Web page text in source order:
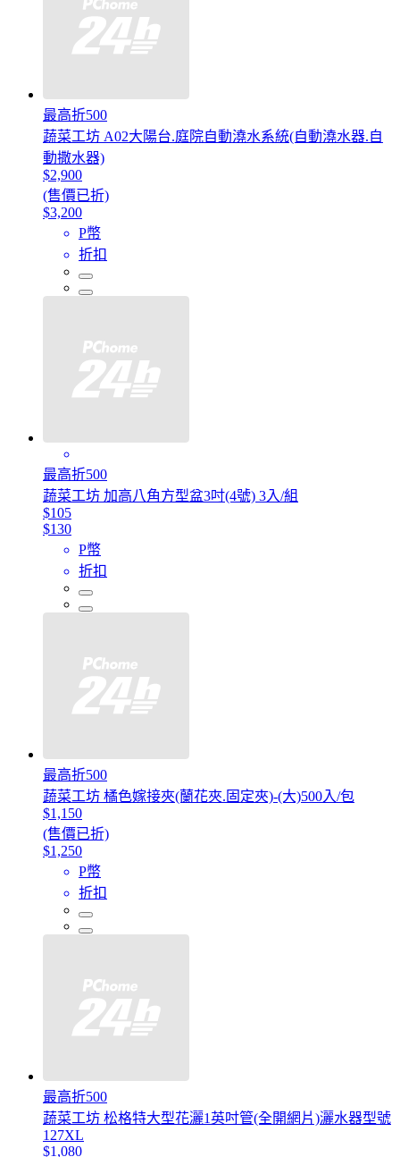
最高折500
蔬菜工坊 A02大陽台.庭院自動澆水系統(自動澆水器.自
動撒水器)
$2,900
(售價已折)
$3,200
P幣
折扣
最高折500
蔬菜工坊 加高八角方型盆3吋(4號) 3入/組
$105
$130
P幣
折扣
最高折500
蔬菜工坊 橘色嫁接夾(蘭花夾.固定夾)-(大)500入/包
$1,150
(售價已折)
$1,250
P幣
折扣
最高折500
蔬菜工坊 松格特大型花灑1英吋管(全開網片)灑水器型號
127XL
$1,080